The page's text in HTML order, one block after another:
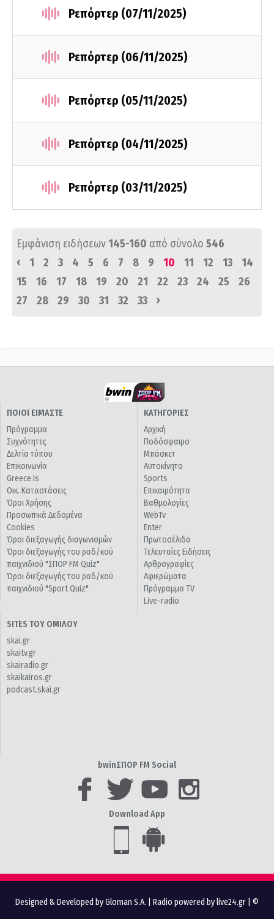
Ρεπόρτερ (07/11/2025)
Ρεπόρτερ (06/11/2025)
Ρεπόρτερ (05/11/2025)
Ρεπόρτερ (04/11/2025)
Ρεπόρτερ (03/11/2025)
Εμφάνιση ειδήσεων145-160 από σύνολο 546
‹
1 2 3 4 5 6 7 8 9 10 11 12 13
14
15
16 17 18 19 20 21 22 23 24 25
26
27
28 29 30 31 32 33 ›
ΠΟΙΟΙ ΕΙΜΑΣΤΕ
Πρόγραμμα
Συχνότητες
Δελτία τύπου
Επικοινωνία
Greece Is
Οικ. Καταστάσεις
Όροι Χρήσης
Προσωπικά Δεδομένα
Cookies
Όροι διεξαγωγής διαγωνισμών
Όροι διεξαγωγής του ραδ/κού
παιχνιδιού "ΣΠΟΡ FM Quiz"
Όροι διεξαγωγής του ραδ/κού
παιχνιδιού "Sport Quiz"
ΚΑΤΗΓΟΡΙΕΣ
Αρχική
Ποδόσφαιρο
Μπάσκετ
Αυτοκίνητο
Sports
Επικαιρότητα
Βαθμολογίες
WebTv
Enter
Πρωτοσέλιδα
Τελευταίες Ειδήσεις
Αρθρογραφίες
Αφιερώματα
Πρόγραμμα TV
Live-radio
SITES ΤΟΥ ΟΜΙΛΟΥ
skai.gr
skaitv.gr
skairadio.gr
skaikairos.gr
podcast.skai.gr
bwinΣΠΟΡ FM Social
Download App
Designed & Developed by Gloman S.A. Radio powered by live24.gr | ©